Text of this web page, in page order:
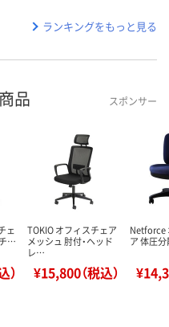
ランキングをもっと見る
品 スポンサー
ェ
…
）
TOKIO オフィスチェア
メッシュ 肘付・ヘッド
レ…
¥15,800（税込）
Netforce
ア 体圧